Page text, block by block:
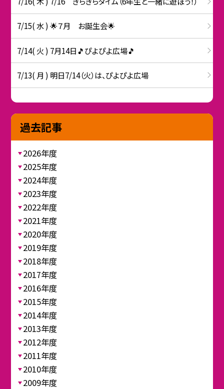
7/15( 水 ) 🌟７月 お誕生会🌟
7/14( 火 ) 7月14日🎵ぴよぴよ広場🎵
7/13( 月 ) 明日7/14（火）は、ぴよぴよ広場
過去記事
2026年度
2025年度
2024年度
2023年度
2022年度
2021年度
2020年度
2019年度
2018年度
2017年度
2016年度
2015年度
2014年度
2013年度
2012年度
2011年度
2010年度
2009年度